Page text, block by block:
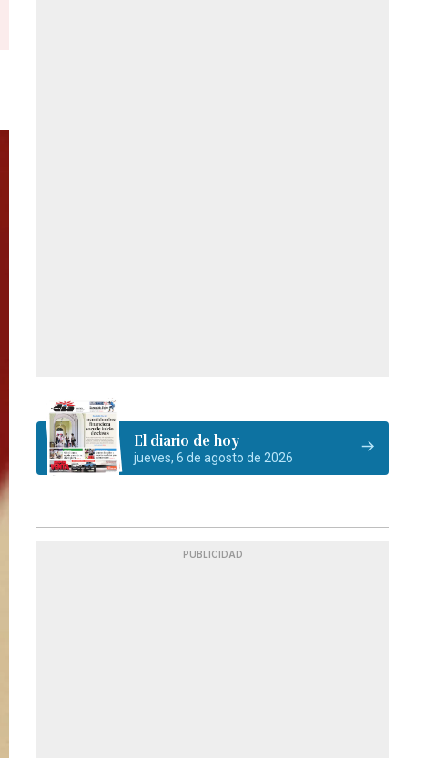
El diario de hoy
jueves, 6 de agosto de 2026
PUBLICIDAD